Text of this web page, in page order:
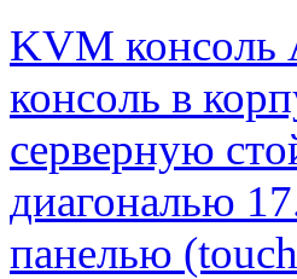
KVM консоль
консоль в
серверную
диагональю
панелью